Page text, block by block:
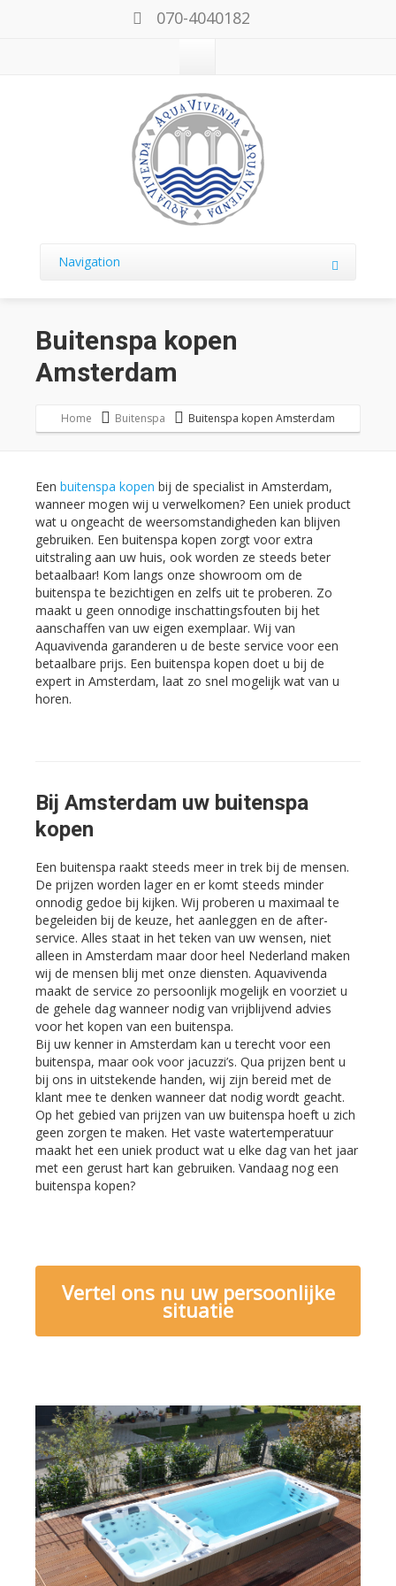
070-4040182
Navigation
Buitenspa kopen
Amsterdam
Home Buitenspa Buitenspa kopen Amsterdam
Een buitenspa kopen bij de specialist in Amsterdam,
wanneer mogen wij u verwelkomen? Een uniek product
wat u ongeacht de weersomstandigheden kan blijven
gebruiken. Een buitenspa kopen zorgt voor extra
uitstraling aan uw huis, ook worden ze steeds beter
betaalbaar! Kom langs onze showroom om de
buitenspa te bezichtigen en zelfs uit te proberen. Zo
maakt u geen onnodige inschattingsfouten bij het
aanschaffen van uw eigen exemplaar. Wij van
Aquavivenda garanderen u de beste service voor een
betaalbare prijs. Een buitenspa kopen doet u bij de
expert in Amsterdam, laat zo snel mogelijk wat van u
horen.
Bij Amsterdam uw buitenspa
kopen
Een buitenspa raakt steeds meer in trek bij de mensen.
De prijzen worden lager en er komt steeds minder
onnodig gedoe bij kijken. Wij proberen u maximaal te
begeleiden bij de keuze, het aanleggen en de after-
service. Alles staat in het teken van uw wensen, niet
alleen in Amsterdam maar door heel Nederland maken
wij de mensen blij met onze diensten. Aquavivenda
maakt de service zo persoonlijk mogelijk en voorziet u
de gehele dag wanneer nodig van vrijblijvend advies
voor het kopen van een buitenspa.
Bij uw kenner in Amsterdam kan u terecht voor een
buitenspa, maar ook voor jacuzzi’s. Qua prijzen bent u
bij ons in uitstekende handen, wij zijn bereid met de
klant mee te denken wanneer dat nodig wordt geacht.
Op het gebied van prijzen van uw buitenspa hoeft u zich
geen zorgen te maken. Het vaste watertemperatuur
maakt het een uniek product wat u elke dag van het jaar
met een gerust hart kan gebruiken. Vandaag nog een
buitenspa kopen?
Vertel ons nu uw persoonlijke
situatie